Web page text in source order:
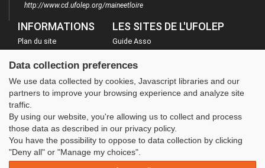
http://www.cd.ufolep.org/maineetloire
INFORMATIONS
Plan du site
Mentions légales
Administration
LES SITES DE L'UFOLEP
Guide Asso
Inscriptions évènements
Data collection preferences
We use data collected by cookies, Javascript libraries and our
partners to improve your browsing experience and analyze site
traffic.
By using our website, you're allowing us to collect and process
those data as described in our privacy policy.
You have the possibility to oppose to data collection by clicking
"Deny all" or "Manage my choices".